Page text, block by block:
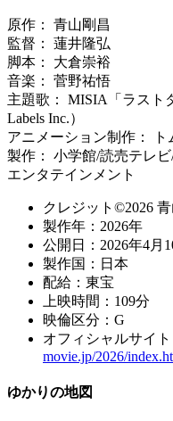
原作： 青山剛昌
監督： 蓮井隆弘
脚本： 大倉崇裕
音楽： 菅野祐悟
主題歌： MISIA「ラスト
Labels Inc.）
アニメーション制作： ト
製作： 小学館/読売テレビ
エンタテインメント
クレジット©2026
製作年：2026年
公開日：2026年4月
製作国：日本
配給：東宝
上映時間：109分
映倫区分：G
オフィシャルサイト
movie.jp/2026/
ゆかりの地図